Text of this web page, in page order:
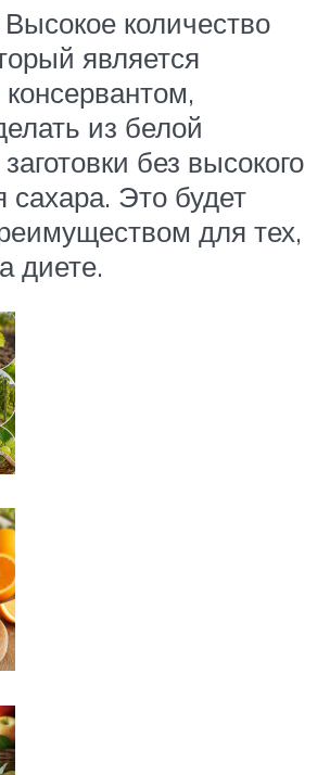
количество
является
из белой
без высокого
сахара. Это будет
для тех,
диете.